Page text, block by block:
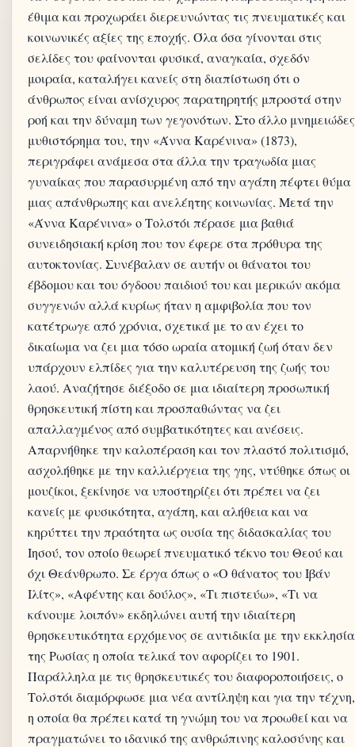
έθιμα και προχωράει διερευνώντας τις πνευματικές και
κοινωνικές αξίες της εποχής. Όλα όσα γίνονται στις
σελίδες του φαίνονται φυσικά, αναγκαία, σχεδόν
μοιραία, καταλήγει κανείς στη διαπίστωση ότι ο
άνθρωπος είναι ανίσχυρος παρατηρητής μπροστά στην
ροή και την δύναμη των γεγονότων. Στο άλλο μνημειώδες
μυθιστόρημα του, την «Άννα Καρένινα» (1873),
περιγράφει ανάμεσα στα άλλα την τραγωδία μιας
γυναίκας που παρασυρμένη από την αγάπη πέφτει θύμα
μιας απάνθρωπης και ανελέητης κοινωνίας. Μετά την
«Άννα Καρένινα» ο Τολστόι πέρασε μια βαθιά
συνειδησιακή κρίση που τον έφερε στα πρόθυρα της
αυτοκτονίας. Συνέβαλαν σε αυτήν οι θάνατοι του
έβδομου και του όγδοου παιδιού του και μερικών ακόμα
συγγενών αλλά κυρίως ήταν η αμφιβολία που τον
κατέτρωγε από χρόνια, σχετικά με το αν έχει το
δικαίωμα να ζει μια τόσο ωραία ατομική ζωή όταν δεν
υπάρχουν ελπίδες για την καλυτέρευση της ζωής του
λαού. Αναζήτησε διέξοδο σε μια ιδιαίτερη προσωπική
θρησκευτική πίστη και προσπαθώντας να ζει
απαλλαγμένος από συμβατικότητες και ανέσεις.
Απαρνήθηκε την καλοπέραση και τον πλαστό πολιτισμό,
ασχολήθηκε με την καλλιέργεια της γης, ντύθηκε όπως οι
μουζίκοι, ξεκίνησε να υποστηρίζει ότι πρέπει να ζει
κανείς με φυσικότητα, αγάπη, και αλήθεια και να
κηρύττει την πραότητα ως ουσία της διδασκαλίας του
Ιησού, τον οποίο θεωρεί πνευματικό τέκνο του Θεού και
όχι Θεάνθρωπο. Σε έργα όπως ο «Ο θάνατος του Ιβάν
Ιλίτς», «Αφέντης και δούλος», «Τι πιστεύω», «Τι να
κάνουμε λοιπόν» εκδηλώνει αυτή την ιδιαίτερη
θρησκευτικότητα ερχόμενος σε αντιδικία με την εκκλησία
της Ρωσίας η οποία τελικά τον αφορίζει το 1901.
Παράλληλα με τις θρησκευτικές του διαφοροποιήσεις, ο
Τολστόι διαμόρφωσε μια νέα αντίληψη και για την τέχνη,
η οποία θα πρέπει κατά τη γνώμη του να προωθεί και να
πραγματώνει το ιδανικό της ανθρώπινης καλοσύνης και